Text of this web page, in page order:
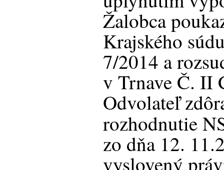
Žalobca
Krajského
7/2014 a
v Trnave Č. II
Odvolateľ
rozhodnutie
zo dňa 12.
vyslovený